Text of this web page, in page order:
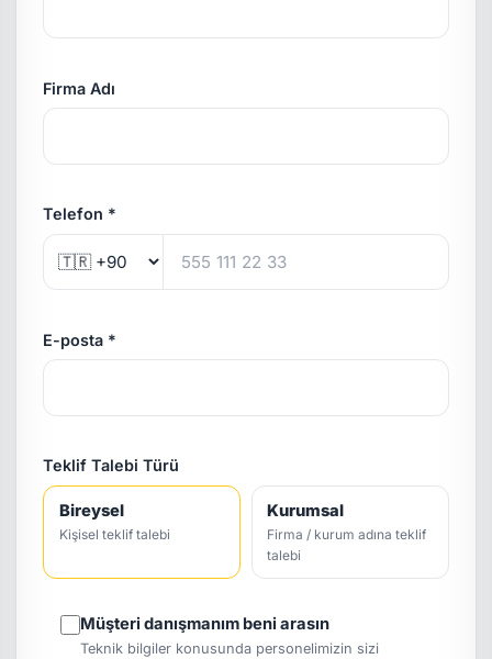
Firma Adı
Telefon *
E-posta *
Teklif Talebi Türü
Bireysel
Kişisel teklif talebi
Kurumsal
Firma / kurum adına teklif
talebi
Müşteri danışmanım beni arasın
Teknik bilgiler konusunda personelimizin sizi